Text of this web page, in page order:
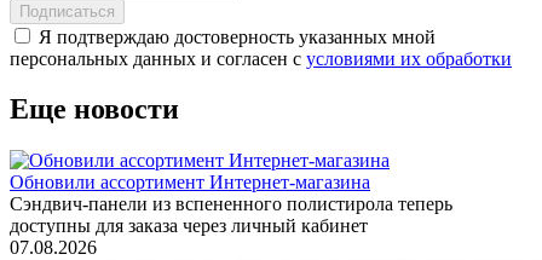
Подписаться
Я подтверждаю достоверность указанных мной
персональных данных и согласен с условиями их обработки
Еще новости
Обновили ассортимент Интернет-магазина
Сэндвич-панели из вспененного полистирола теперь
доступны для заказа через личный кабинет
07.08.2026